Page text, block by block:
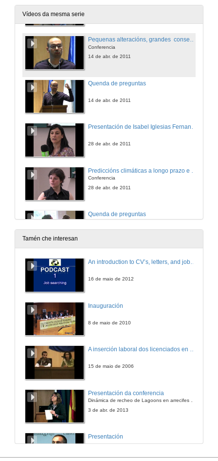
Vídeos da mesma serie
Pequenas alteracións, grandes consecuencias. Cambio climático abrupto.
Conferencia
14 de abr. de 2011
Quenda de preguntas
14 de abr. de 2011
Presentación de Isabel Iglesias Fernandez
28 de abr. de 2011
Conferencia
28 de abr. de 2011
Quenda de preguntas
28 de abr. de 2011
Conferencia
Tamén che interesan
An introduction to CV’s, letters, and job searching
16 de maio de 2012
Inauguración
8 de maio de 2010
A inserción laboral dos licenciados en Ciencias do Mar: a carreira investigadora
15 de maio de 2006
Presentación da conferencia
Dinámica de recheo de Lagoons en arrecifes de coral
3 de abr. de 2013
Presentación